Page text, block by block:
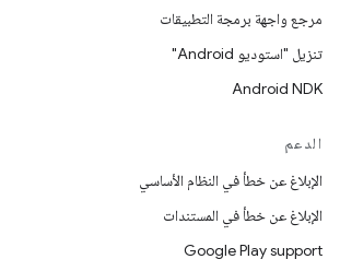
مرجع واجهة برمجة التطبيقات
تنزيل "استوديو Android"
Android NDK
الدعم
الإبلاغ عن خطأ في النظام الأساسي
الإبلاغ عن خطأ في المستندات
Google Play support